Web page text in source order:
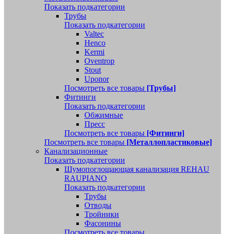
Показать подкатегории
Трубы
Показать подкатегории
Valtec
Henco
Kermi
Oventrop
Stout
Uponor
Посмотреть все товары [Трубы]
Фитинги
Показать подкатегории
Обжимные
Пресс
Посмотреть все товары [Фитинги]
Посмотреть все товары [Металлопластиковые]
Канализационные
Показать подкатегории
Шумопоглощающая канализация REHAU
RAUPIANO
Показать подкатегории
Трубы
Отводы
Тройники
Фасонины
Посмотреть все товары